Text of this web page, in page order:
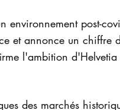
environnement post-
et annonce un
l'ambition
des marchés